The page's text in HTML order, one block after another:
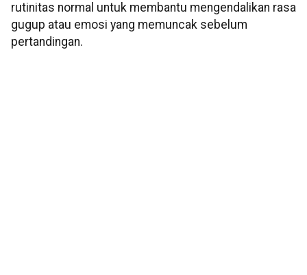
rutinitas normal untuk membantu mengendalikan rasa
gugup atau emosi yang memuncak sebelum
pertandingan.